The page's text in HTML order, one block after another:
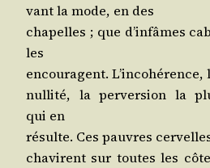
vant la mode, en des
cha­pelles ; que d’infâmes
les
encou­ragent. L’incohérence,
nul­li­té, la per­ver­sion la
qui en
résulte. Ces pauvres
cha­virent sur toutes les